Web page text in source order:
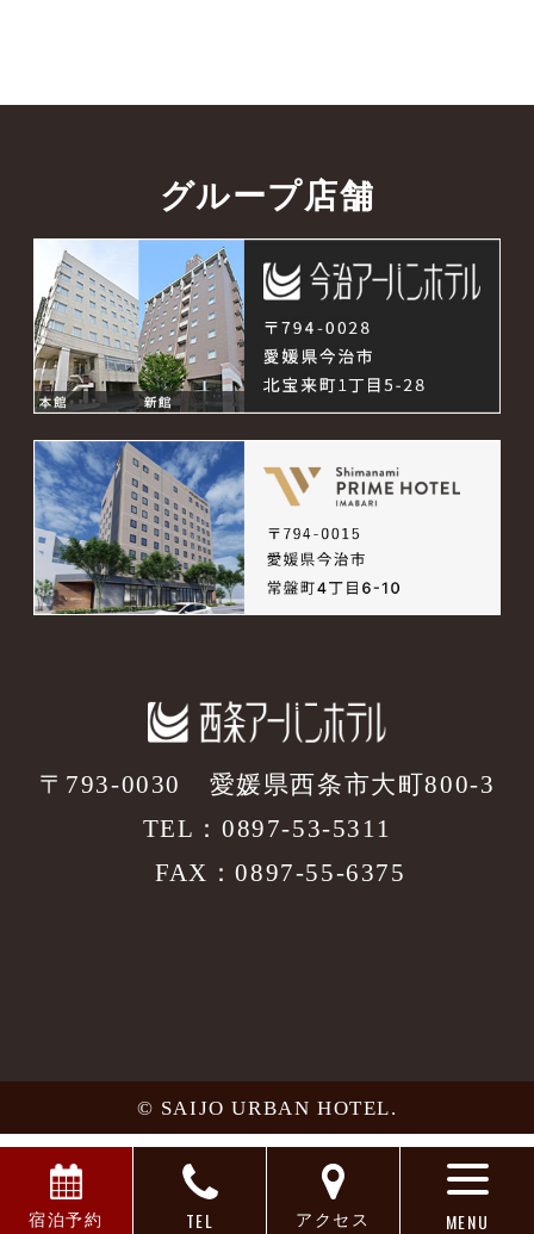
グループ店舗
〒793-0030
愛媛県西条市大町800-3
TEL：0897-53-5311
FAX：0897-55-6375
© SAIJO URBAN HOTEL.
宿泊予約 TEL アクセス MENU